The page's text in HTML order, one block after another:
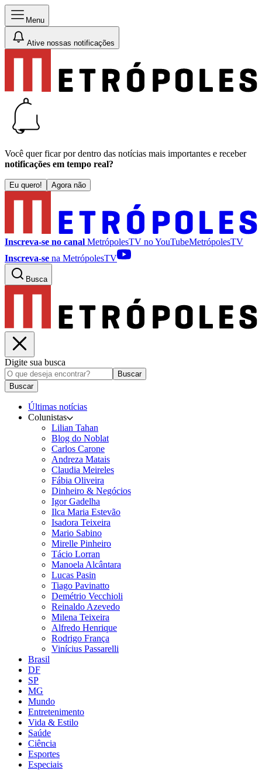
Menu
Ative nossas notificações
Você quer ficar por dentro das notícias mais importantes e receber
notificações em tempo real?
Eu quero! Agora não
Inscreva-se no canal MetrópolesTV noYouTubeMetrópolesTV
Inscreva-se na MetrópolesTV
Busca
Digite sua busca
Buscar
Buscar
Últimas notícias
Colunistas
Lilian Tahan
Blog do Noblat
Carlos Carone
Andreza Matais
Claudia Meireles
Fábia Oliveira
Dinheiro & Negócios
Igor Gadelha
Ilca Maria Estevão
Isadora Teixeira
Mario Sabino
Mirelle Pinheiro
Tácio Lorran
Manoela Alcântara
Lucas Pasin
Tiago Pavinatto
Demétrio Vecchioli
Reinaldo Azevedo
Milena Teixeira
Alfredo Henrique
Rodrigo França
Vinícius Passarelli
Brasil
DF
SP
MG
Mundo
Entretenimento
Vida & Estilo
Saúde
Ciência
Esportes
Especiais